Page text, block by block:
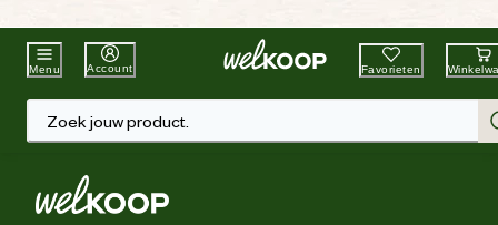
Beste WinkelketenTuin & Dier
Menu Account Favorieten
Zoek jouw product.